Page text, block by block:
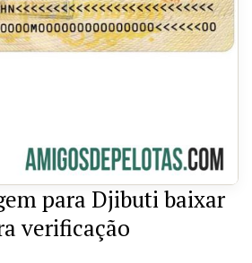
para Djibuti baixar
verificação